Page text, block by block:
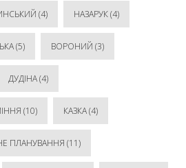
(4) НАЗАРУК(4)
(5) ВОРОНИЙ (3)
ДУДІНА(4)
(10) КАЗКА(4)
ПЛАНУВАННЯ (11)